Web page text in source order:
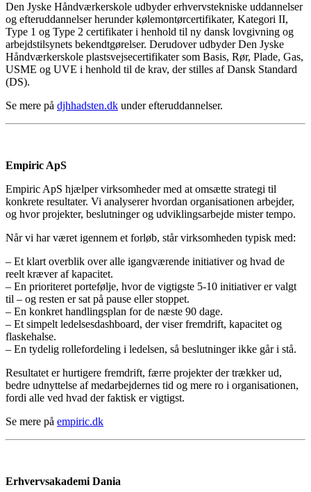
Den Jyske Håndværkerskole udbyder erhvervstekniske uddannelser
og efteruddannelser herunder kølemontørcertifikater, Kategori II,
Type 1 og Type 2 certifikater i henhold til ny dansk lovgivning og
arbejdstilsynets bekendtgørelser. Derudover udbyder Den Jyske
Håndværkerskole plastsvejsecertifikater som Basis, Rør, Plade, Gas,
USME og UVE i henhold til de krav, der stilles af Dansk Standard
(DS).
Se mere på djhhadsten.dk under efteruddannelser.
Empiric ApS
Empiric ApS hjælper virksomheder med at omsætte strategi til
konkrete resultater. Vi analyserer hvordan organisationen arbejder,
og hvor projekter, beslutninger og udviklingsarbejde mister tempo.
Når vi har været igennem et forløb, står virksomheden typisk med:
– Et klart overblik over alle igangværende initiativer og hvad de
reelt kræver af kapacitet.
– En prioriteret portefølje, hvor de vigtigste 5-10 initiativer er valgt
til – og resten er sat på pause eller stoppet.
– En konkret handlingsplan for de næste 90 dage.
– Et simpelt ledelsesdashboard, der viser fremdrift, kapacitet og
flaskehalse.
– En tydelig rollefordeling i ledelsen, så beslutninger ikke går i stå.
Resultatet er hurtigere fremdrift, færre projekter der trækker ud,
bedre udnyttelse af medarbejdernes tid og mere ro i organisationen,
fordi alle ved hvad der faktisk er vigtigst.
Se mere på empiric.dk
Erhvervsakademi Dania